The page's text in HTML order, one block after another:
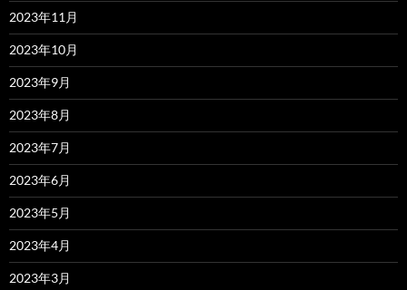
2023年11月
2023年10月
2023年9月
2023年8月
2023年7月
2023年6月
2023年5月
2023年4月
2023年3月